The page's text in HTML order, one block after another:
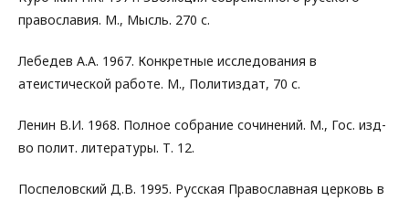
православия. М., Мысль. 270 с.
Лебедев А.А. 1967. Конкретные исследования в
атеистической работе. М., Политиздат, 70 с.
Ленин В.И. 1968. Полное собрание сочинений. М., Гос. изд-
во полит. литературы. Т. 12.
Поспеловский Д.В. 1995. Русская Православная церковь в